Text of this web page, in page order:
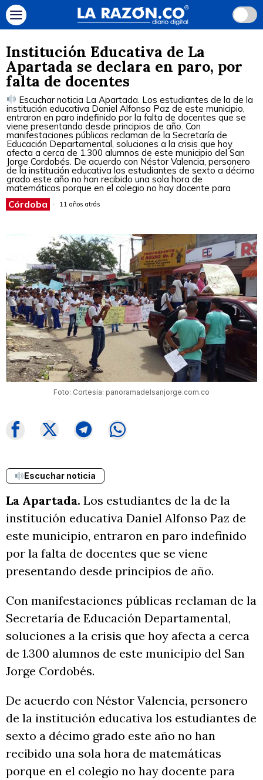
Institución Educativa de La
Apartada se declara en paro, por
falta de docentes
Escuchar noticia La Apartada. Los estudiantes de la de la
institución educativa Daniel Alfonso Paz de este municipio,
entraron en paro indefinido por la falta de docentes que se
viene presentando desde principios de año. Con
manifestaciones públicas reclaman de la Secretaría de
Educación Departamental, soluciones a la crisis que hoy
afecta a cerca de 1.300 alumnos de este municipio del San
Jorge Cordobés. De acuerdo con Néstor Valencia, personero
de la institución educativa los estudiantes de sexto a décimo
grado este año no han recibido una sola hora de
matemáticas porque en el colegio no hay docente para
Córdoba 11 años atrás
Foto: Cortesía: panoramadelsanjorge.com.co
Escuchar noticia
La Apartada. Los estudiantes de la de la
institución educativa Daniel Alfonso Paz de
este municipio, entraron en paro indefinido
por la falta de docentes que se viene
presentando desde principios de año.
Con manifestaciones públicas reclaman de la
Secretaría de Educación Departamental,
soluciones a la crisis que hoy afecta a cerca
de 1.300 alumnos de este municipio del San
Jorge Cordobés.
De acuerdo con Néstor Valencia, personero
de la institución educativa los estudiantes de
sexto a décimo grado este año no han
recibido una sola hora de matemáticas
porque en el colegio no hay docente para